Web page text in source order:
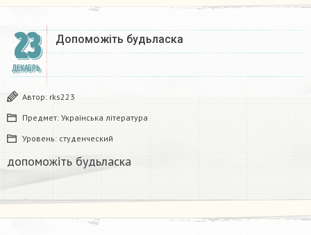
23
ДЕКАБРЬ
Допоможіть будьласка ​
Автор: rks223
Предмет: Українська література
Уровень: студенческий
допоможіть будьласка ​